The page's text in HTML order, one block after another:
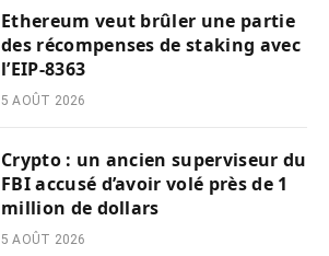
Ethereum veut brûler une partie
des récompenses de staking avec
l’EIP-8363
5 AOÛT 2026
Crypto : un ancien superviseur du
FBI accusé d’avoir volé près de 1
million de dollars
5 AOÛT 2026